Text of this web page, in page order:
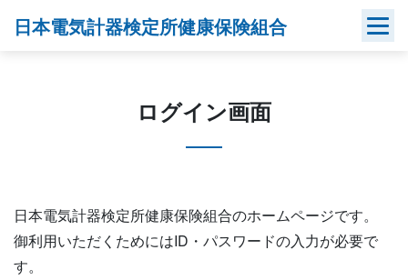
日本電気計器検定所健康保険組合
ログイン画面
日本電気計器検定所健康保険組合のホームページです。
御利用いただくためにはID・パスワードの入力が必要で
す。